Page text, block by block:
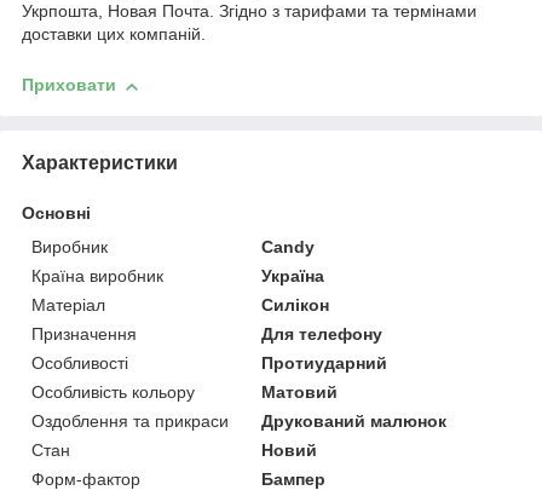
Укрпошта, Новая Почта. Згідно з тарифами та термінами
доставки цих компаній.
Приховати
Характеристики
Основні
Виробник
Candy
Країна виробник
Україна
Матеріал
Силікон
Призначення
Для телефону
Особливості
Протиударний
Особливість кольору
Матовий
Оздоблення та прикраси
Друкований малюнок
Стан
Новий
Форм-фактор
Бампер